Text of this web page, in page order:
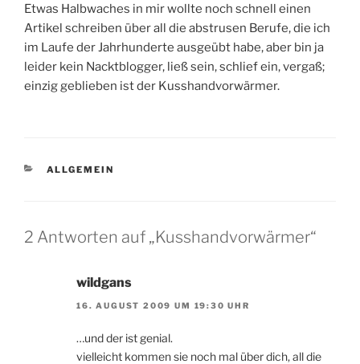
Etwas Halbwaches in mir wollte noch schnell einen
Artikel schreiben über all die abstrusen Berufe, die ich
im Laufe der Jahrhunderte ausgeübt habe, aber bin ja
leider kein Nacktblogger, ließ sein, schlief ein, vergaß;
einzig geblieben ist der Kusshandvorwärmer.
KATEGORIEN
ALLGEMEIN
2 Antworten auf „Kusshandvorwärmer“
wildgans
16. AUGUST 2009 UM 19:30 UHR
…und der ist genial.
vielleicht kommen sie noch mal über dich, all die